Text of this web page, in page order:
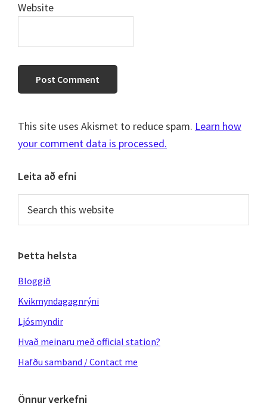
Website
This site uses Akismet to reduce spam. Learn how
your comment data is processed.
Primary
Sidebar
Leita að efni
this
Þetta helsta
Bloggið
Kvikmyndagagnrýni
Ljósmyndir
Hvað meinaru með official station?
Hafðu samband / Contact me
Önnur verkefni